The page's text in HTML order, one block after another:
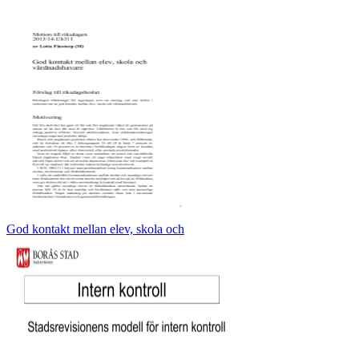
God kontakt mellan elev, skola och